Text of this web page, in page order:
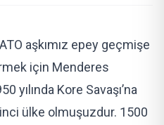
aşkımız epey geçmişe
için Menderes
yılında Kore Savaşı’na
ülke olmuşuzdur. 1500